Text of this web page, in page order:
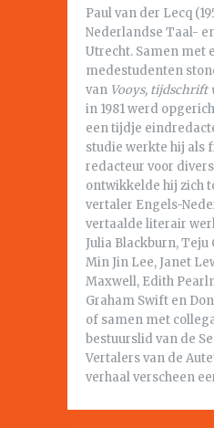
Paul van der Lecq
Nederlandse Taal-
Utrecht. Samen met
medestudenten
van Vooys, tijdschrift
in 1981 werd
een tijdje
studie werkte hij als
redacteur voor
ontwikkelde hij zich
vertaler Engels-
vertaalde literair
Julia Blackburn, Teju
Min Jin Lee, Janet
Maxwell, Edith
Graham Swift en
of samen met
bestuurslid van de
Vertalers van de
verhaal verscheen